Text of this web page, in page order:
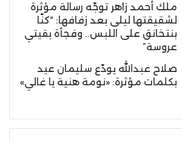
ملك أحمد زاهر توجّه رسالة مؤثرة
لشقيقتها ليلى بعد زفافها: “كنّا
بنتخانق على اللبس.. وفجأة بقيتي
عروسة”
صلاح عبدالله يودّع سليمان عيد
بكلمات مؤثرة: «نومة هنية يا غالي»